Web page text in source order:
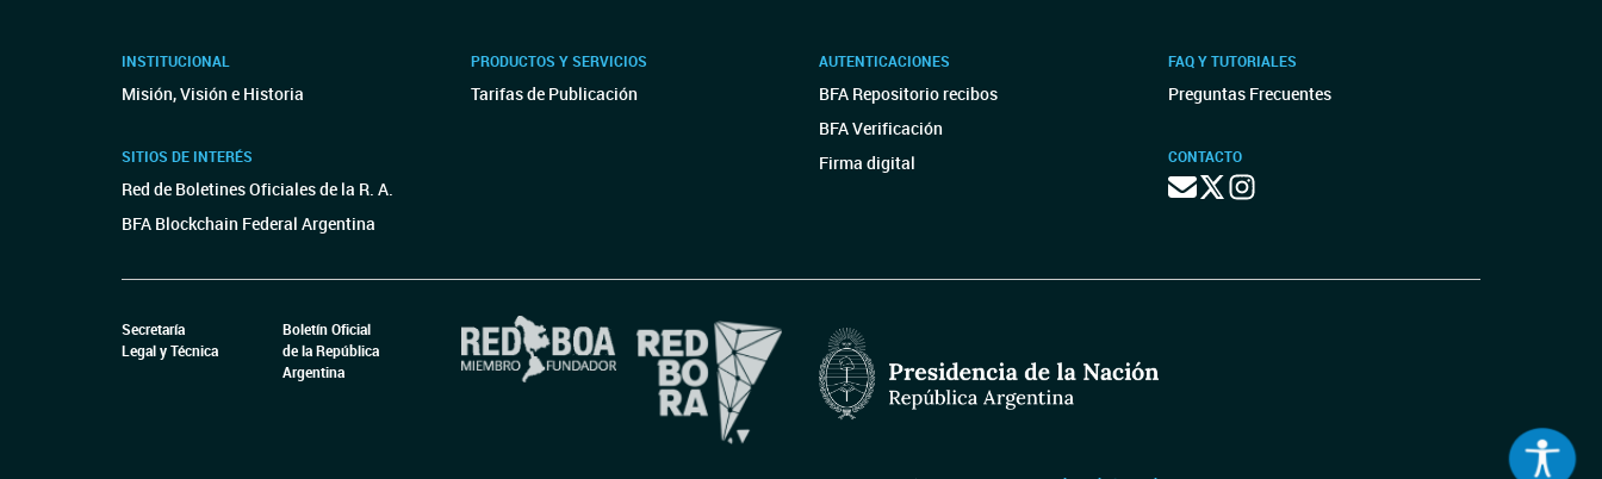
INSTITUCIONAL
Misión, Visión e Historia
SITIOS DE INTERÉS
Red de Boletines Oficiales de la R. A.
BFA Blockchain Federal Argentina
PRODUCTOS Y SERVICIOS
Tarifas de Publicación
AUTENTICACIONES
BFA Repositorio recibos
BFA Verificación
Firma digital
FAQ Y TUTORIALES
Preguntas Frecuentes
CONTACTO
Secretaría
Legal y Técnica
Boletín Oficial
de la República
Argentina